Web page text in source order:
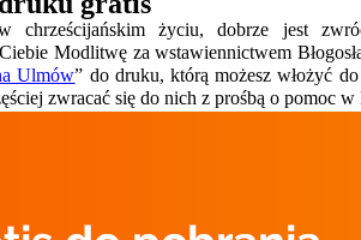
chrześcijańskim życiu, dobrze jest
Modlitwę za wstawiennictwem
Ulmów” do druku, którą możesz włożyć
zwracać się do nich z prośbą o pomoc